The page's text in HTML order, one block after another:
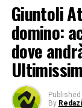
Giuntoli
domino:
dove
Published
By